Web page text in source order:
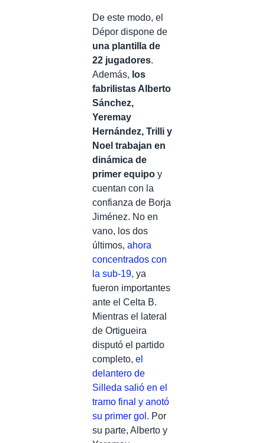
De este modo, el
Dépor dispone de
una plantilla de
22 jugadores.
Además, los
fabrilistas Alberto
Sánchez,
Yeremay
Hernández, Trilli y
Noel trabajan en
dinámica de
primer equipo y
cuentan con la
confianza de Borja
Jiménez. No en
vano, los dos
últimos, ahora
concentrados con
la sub-19, ya
fueron importantes
ante el Celta B.
Mientras el lateral
de Ortigueira
disputó el partido
completo, el
delantero de
Silleda salió en el
tramo final y anotó
su primer gol . Por
su parte, Alberto y